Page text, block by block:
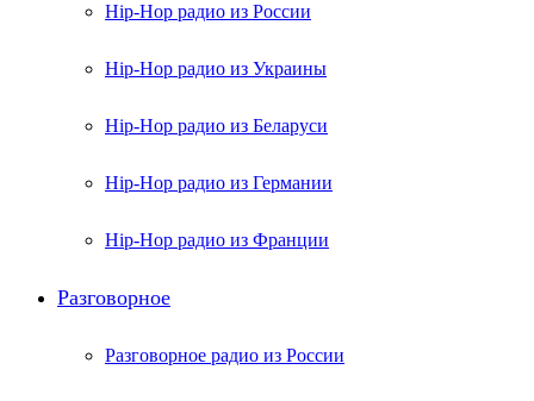
Hip-Hop радио из России
Hip-Hop радио из Украины
Hip-Hop радио из Беларуси
Hip-Hop радио из Германии
Hip-Hop радио из Франции
Разговорное
Разговорное радио из России